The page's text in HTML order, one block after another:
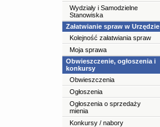
Wydziały i Samodzielne
Stanowiska
Załatwianie spraw w Urzędzie
Kolejność załatwiania spraw
Moja sprawa
Obwieszczenie, ogłoszenia i
konkursy
Obwieszczenia
Ogłoszenia
Ogłoszenia o sprzedaży
mienia
Konkursy / nabory